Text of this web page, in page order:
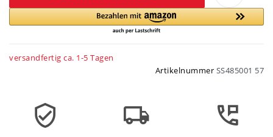
versandfertig ca. 1-5 Tagen
Artikelnummer SS485001 57